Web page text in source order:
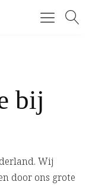
bij
Wij
door ons grote